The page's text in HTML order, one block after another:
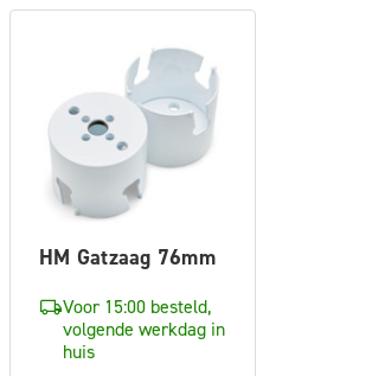
HM Gatzaag 76mm
Voor 15:00 besteld,
volgende werkdag in
huis